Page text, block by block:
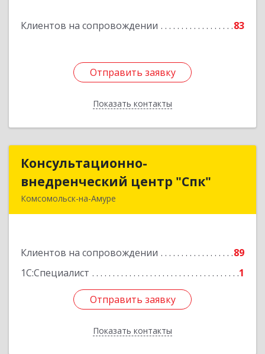
Клиентов на сопровождении 83
Отправить заявку
Показать контакты
Подробнее
Отправить заявку
Назад
Консультационно-
внедренческий центр "Спк"
Комсомольск-на-Амуре
Клиентов на сопровождении
89
1С:Специалист
1
Отправить заявку
Показать контакты
Консультационно-
внедренческий центр "Спк"
Подробнее
Отправить заявку
Назад